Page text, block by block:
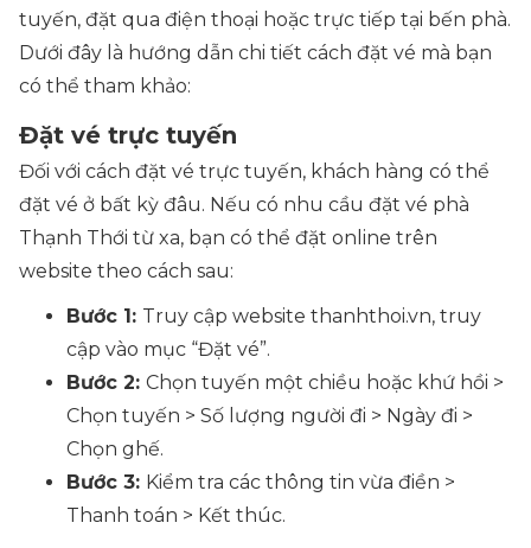
tuyến, đặt qua điện thoại hoặc trực tiếp tại bến phà.
Dưới đây là hướng dẫn chi tiết cách đặt vé mà bạn
có thể tham khảo:
Đặt vé trực tuyến
Đối với cách đặt vé trực tuyến, khách hàng có thể
đặt vé ở bất kỳ đâu. Nếu có nhu cầu đặt vé phà
Thạnh Thới từ xa, bạn có thể đặt online trên
website theo cách sau:
Bước 1: Truy cập website thanhthoi.vn, truy
cập vào mục “Đặt vé”.
Bước 2: Chọn tuyến một chiều hoặc khứ hồi >
Chọn tuyến > Số lượng người đi > Ngày đi >
Chọn ghế.
Bước 3: Kiểm tra các thông tin vừa điền >
Thanh toán > Kết thúc.